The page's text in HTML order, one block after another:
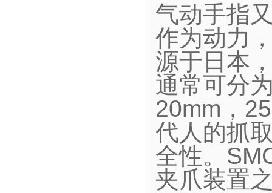
气动手指
作为动力
源于日本
通常可分
20mm，
代人的抓
全性。
夹爪装置